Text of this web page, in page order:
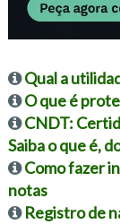
Qual a
O que é
CNDT:
Saiba o que é,
Como fazer
notas
Registro de